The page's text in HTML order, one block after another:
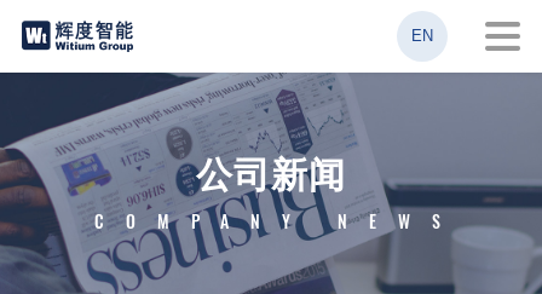
EN
公司新闻
COMPANY NEWS